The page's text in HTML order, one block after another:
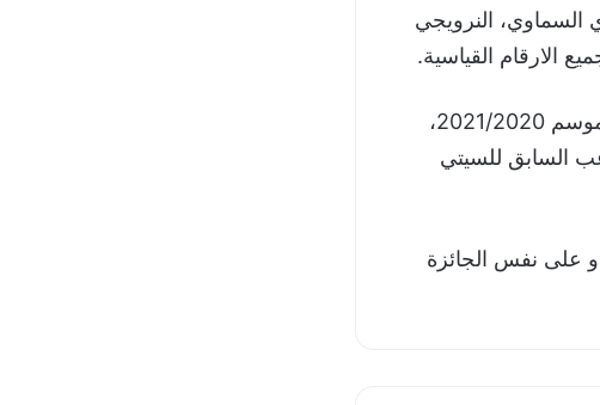
السماوي، النرويجي
كما توج بنفس الجائزة قلب دفاع مان سيتي، البرتغالي روبن دياش عن موسم 2021/2020،
السابق للسيتي
على نفس الجائزة